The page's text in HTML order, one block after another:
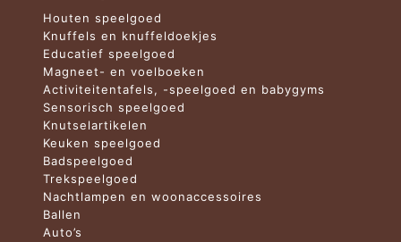
Houten speelgoed
Knuffels en knuffeldoekjes
Educatief speelgoed
Magneet- en voelboeken
Activiteitentafels, -speelgoed en babygyms
Sensorisch speelgoed
Knutselartikelen
Keuken speelgoed
Badspeelgoed
Trekspeelgoed
Nachtlampen en woonaccessoires
Ballen
Auto’s